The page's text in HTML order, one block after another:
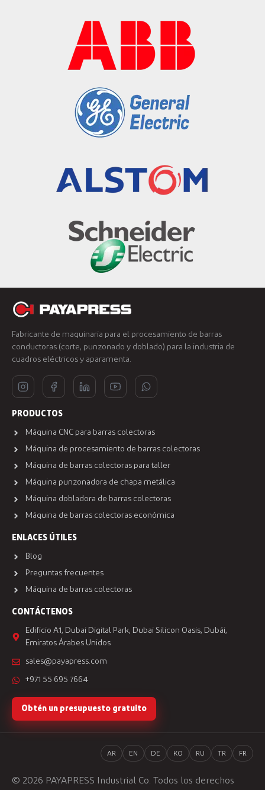
Fabricante de maquinaria para el procesamiento de barras
conductoras (corte, punzonado y doblado) para la industria de
cuadros eléctricos y aparamenta.
PRODUCTOS
Máquina CNC para barras colectoras
Máquina de procesamiento de barras colectoras
Máquina de barras colectoras para taller
Máquina punzonadora de chapa metálica
Máquina dobladora de barras colectoras
Máquina de barras colectoras económica
ENLACES ÚTILES
Blog
Preguntas frecuentes
Máquina de barras colectoras
CONTÁCTENOS
Edificio A1, Dubai Digital Park, Dubai Silicon Oasis, Dubái,
Emiratos Árabes Unidos
sales@payapress.com
+971 55 695 7664
Obtén un presupuesto gratuito
© 2026 PAYAPRESS Industrial Co. Todos los derechos
AR EN DE KO RU TR FR